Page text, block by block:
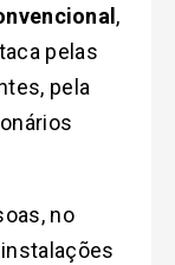
,
pelas
pela
no